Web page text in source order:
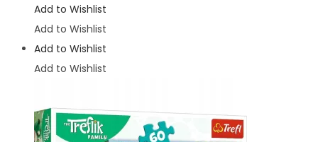
Add to Wishlist
Add to Wishlist
Add to Wishlist
Add to Wishlist